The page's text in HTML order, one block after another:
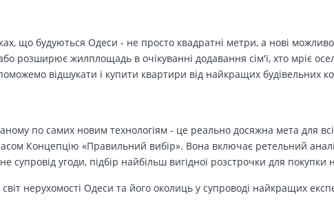
що будуються Одеси - не просто квадратні метри, а нові
розширює жилплощадь в очікуванні додавання сім'ї, хто мріє
відшукати і купити квартири від найкращих будівельних
по самих новим технологіям - це реально досяжна мета для
Концепцію «Правильний вибір». Вона включає ретельний
угоди, підбір найбільш вигідної розстрочки для покупки
нерухомості Одеси та його околиць у супроводі найкращих